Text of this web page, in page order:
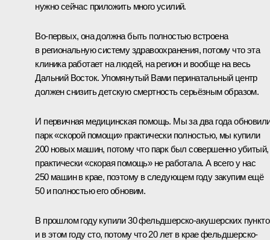
нужно сейчас приложить много усилий.
Во‑первых, она должна быть полностью встроена
в региональную систему здравоохранения, потому что эта
клиника работает на людей, на регион и вообще на весь
Дальний Восток. Упомянутый Вами перинатальный центр
должен снизить детскую смертность серьёзным образом.
И первичная медицинская помощь. Мы за два года
парк «скорой помощи» практически полностью, мы купили
200 новых машин, потому что парк был совершенно убитый,
практически «скорая помощь» не работала. А всего у нас
250 машин в крае, поэтому в следующем году закупим ещё
50 и полностью его обновим.
В прошлом году купили 30 фельдшерско-акушерских
и в этом году сто, потому что 20 лет в крае фельдшерско-